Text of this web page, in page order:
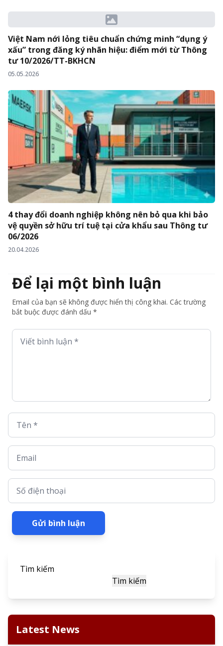
Việt Nam nới lỏng tiêu chuẩn chứng minh “dụng ý
xấu” trong đăng ký nhãn hiệu: điểm mới từ Thông
tư 10/2026/TT-BKHCN
05.05.2026
4 thay đổi doanh nghiệp không nên bỏ qua khi bảo
vệ quyền sở hữu trí tuệ tại cửa khẩu sau Thông tư
06/2026
20.04.2026
Để lại một bình luận
Email của bạn sẽ không được hiển thị công khai. Các trường
bắt buộc được đánh dấu *
Viết bình luận *
Tên *
Email
Số điện thoại
Gửi bình luận
Tìm kiếm
Tìm kiếm
Latest News